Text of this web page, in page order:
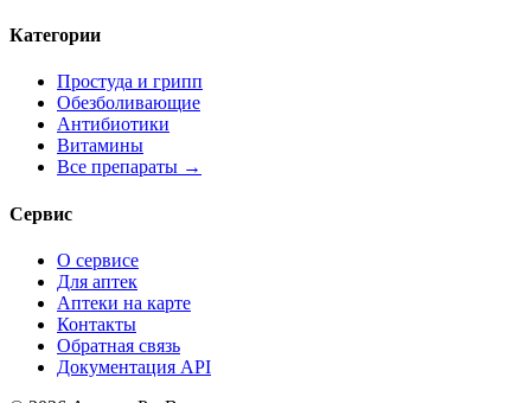
Категории
Простуда и грипп
Обезболивающие
Антибиотики
Витамины
Все препараты →
Сервис
О сервисе
Для аптек
Аптеки на карте
Контакты
Обратная связь
Документация API